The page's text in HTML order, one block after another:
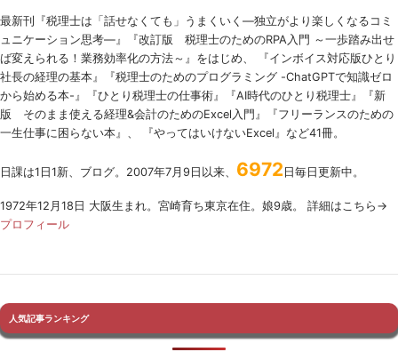
最新刊『税理士は「話せなくても」うまくいく ―独立がより楽しくなるコミ
ュニケーション思考―』『改訂版 税理士のためのRPA入門 ～一歩踏み出せ
ば変えられる！業務効率化の方法～』をはじめ、 『インボイス対応版ひとり
社長の経理の基本』『税理士のためのプログラミング -ChatGPTで知識ゼロ
から始める本-』『ひとり税理士の仕事術』『AI時代のひとり税理士』『新
版 そのまま使える経理&会計のためのExcel入門』『フリーランスのための
一生仕事に困らない本』、 『やってはいけないExcel』など41冊。
日課は1日1新、ブログ。2007年7月9日以来、 6972 日毎日更新中。
1972年12月18日 大阪生まれ。宮崎育ち東京在住。娘9歳。 詳細はこちら→
プロフィール
人気記事ランキング